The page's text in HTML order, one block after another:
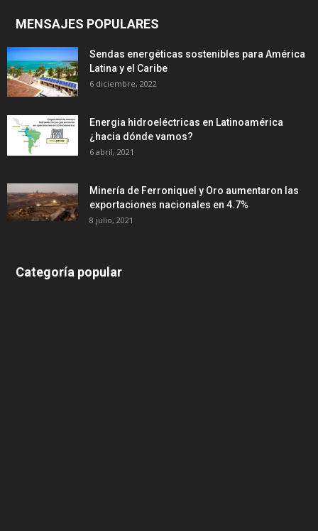
MENSAJES POPULARES
Sendas energéticas sostenibles para América
Latina y el Caribe
6 diciembre, 2022
Energia hidroeléctricas en Latinoamérica
¿hacia dónde vamos?
6 abril, 2021
Minería de Ferroniquel y Oro aumentaron las
exportaciones nacionales en 4.7%
8 julio, 2021
Categoría popular